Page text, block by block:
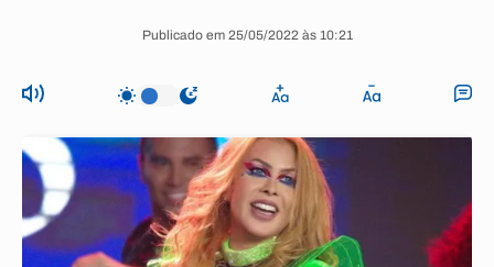
Publicado em 25/05/2022 às 10:21